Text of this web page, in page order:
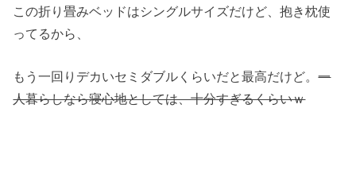
この折り畳みベッドはシングルサイズだけど、抱き枕使
ってるから、
もう一回りデカいセミダブルくらいだと最高だけど。一
人暮らしなら寝心地としては、十分すぎるくらいｗ